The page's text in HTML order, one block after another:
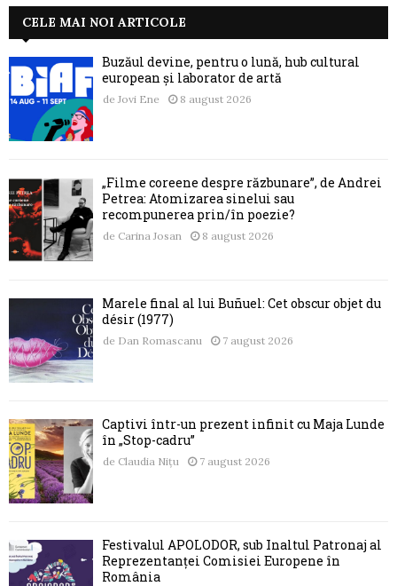
CELE MAI NOI ARTICOLE
Buzăul devine, pentru o lună, hub cultural
european și laborator de artă
de Jovi Ene 8 august 2026
„Filme coreene despre răzbunare”, de Andrei
Petrea: Atomizarea sinelui sau
recompunerea prin/în poezie?
de Carina Josan 8 august 2026
Marele final al lui Buñuel: Cet obscur objet du
désir (1977)
de Dan Romascanu 7 august 2026
Captivi într-un prezent infinit cu Maja Lunde
în „Stop-cadru”
de Claudia Nițu 7 august 2026
Festivalul APOLODOR, sub Înaltul Patronaj al
Reprezentanței Comisiei Europene în
România